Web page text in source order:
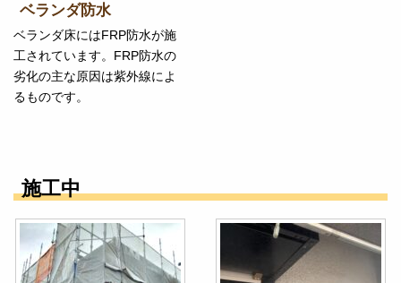
ベランダ防水
ベランダ床にはFRP防水が施
工されています。FRP防水の
劣化の主な原因は紫外線によ
るものです。
施工中